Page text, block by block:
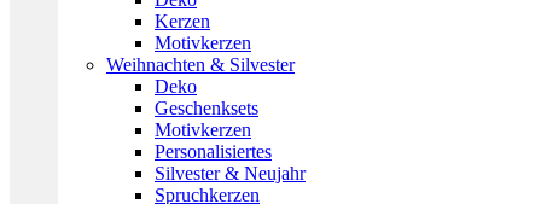
Kerzen
Motivkerzen
Weihnachten & Silvester
Deko
Geschenksets
Motivkerzen
Personalisiertes
Silvester & Neujahr
Spruchkerzen